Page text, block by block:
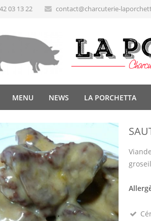
03 13 22 contact@charcuterie-
MENU NEWS LA PORCHETTA